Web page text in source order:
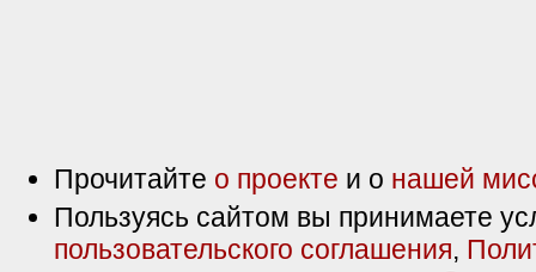
Прочитайте о проекте и о нашей
Пользуясь сайтом вы принимаете
пользовательского соглашения,